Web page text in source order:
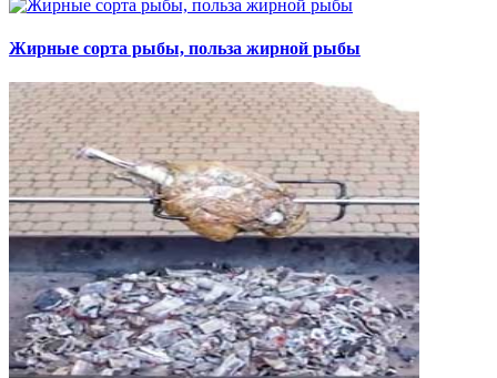
Жирные сорта рыбы, польза жирной рыбы